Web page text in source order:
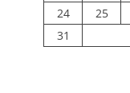
24
25
31